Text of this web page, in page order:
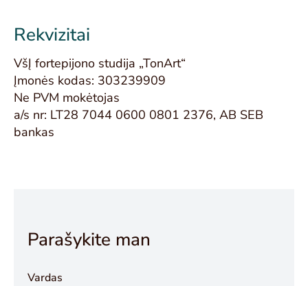
Rekvizitai
VšĮ fortepijono studija „TonArt“
Įmonės kodas: 303239909
Ne PVM mokėtojas
a/s nr: LT28 7044 0600 0801 2376, AB SEB
bankas
Parašykite man
Vardas